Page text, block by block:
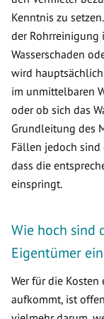
Kenntnis zu
der Rohrreinigung
Wasserschaden
wird
im unmittelbaren
oder ob sich das
Grundleitung des
Fällen jedoch
dass die
einspringt.
Wie hoch sind
Eigentümer
Wer für die
aufkommt, ist